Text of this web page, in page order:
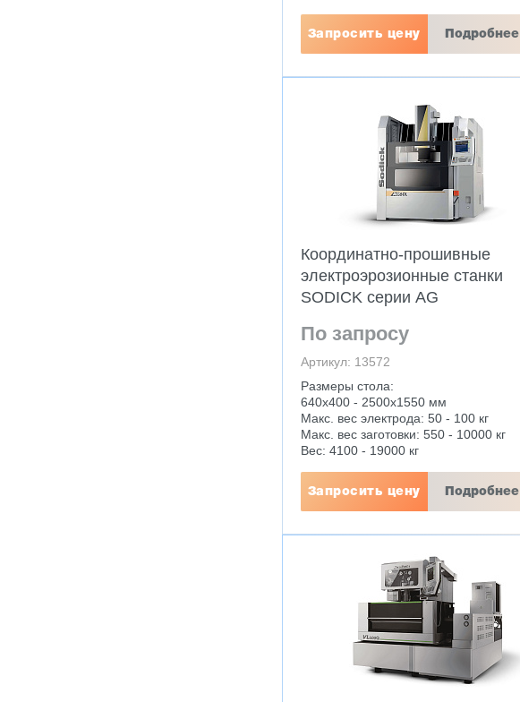
Запросить цену Подробнее
Координатно-прошивные
электроэрозионные станки
SODICK серии AG
По запросу
Артикул: 13572
Размеры стола:
640x400 - 2500x1550 мм
Макс. вес электрода: 50 - 100 кг
Макс. вес заготовки: 550 - 10000 кг
Вес: 4100 - 19000 кг
Запросить цену Подробнее